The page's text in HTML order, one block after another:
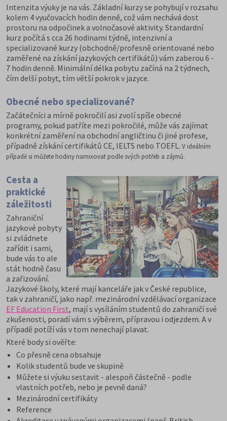
Intenzita výuky je na vás. Základní kurzy se pohybují v rozsahu
kolem 4 vyučovacích hodin denně, což vám nechává dost
prostoru na odpočinek a volnočasové aktivity. Standardní
kurz počítá s cca 26 hodinami týdně, intenzivní a
specializované kurzy (obchodně/profesně orientované nebo
zaměřené na získání jazykových certifikátů) vám zaberou 6 -
7 hodin denně. Minimální délka pobytu začíná na 2 týdnech,
čím delší pobyt, tím větší pokrok v jazyce.
Obecné nebo specializované?
Začátečníci a mírně pokročilí asi zvolí spíše obecné
programy, pokud patříte mezi pokročilé, může vás zajímat
konkrétní zaměření na obchodní angličtinu či jiné profese,
případně získání certifikátů CE, IELTS nebo TOEFL. V ideálním
případě si můžete hodiny namixovat podle svých potřeb a zájmů.
Cesta a
praktické
záležitosti
Zahraniční
jazykové pobyty
si zvládnete
zařídit i sami,
bude vás to ale
stát hodně času
a zařizování.
Jazykové školy, které mají kanceláře jak v České republice,
tak v zahraničí, jako např. mezinárodní vzdělávací organizace
EF Education First, mají s vysíláním studentů do zahraničí své
zkušenosti, poradí vám s výběrem, přípravou i odjezdem. A v
případě potíží vás v tom nenechají plavat.
Které body si ověřte:
Co přesně cena obsahuje
Kolik studentů bude ve skupině
Můžete si výuku sestavit - alespoň částečně - podle
vlastních potřeb, nebo je pevně daná?
Mezinárodní certifikáty
Reference